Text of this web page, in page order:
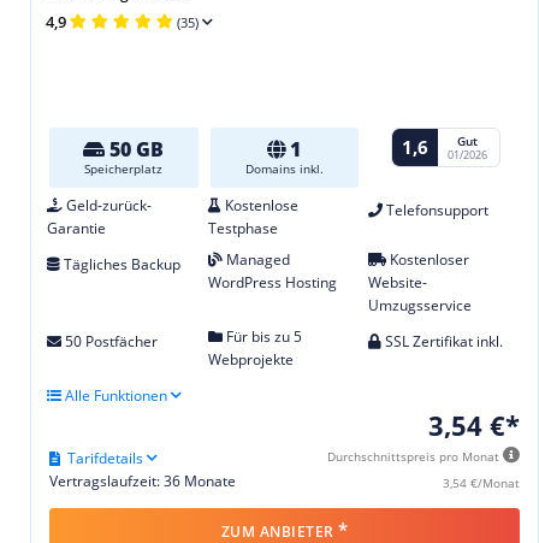
4,9 (35)
50 GB
Speicherplatz
1
Domains inkl.
1,6 Gut
01/2026
Geld-zurück-
Garantie
Kostenlose
Testphase
Telefonsupport
Tägliches Backup
Managed
WordPress Hosting
Kostenloser
Website-
Umzugsservice
50 Postfächer
Für bis zu 5
Webprojekte
SSL Zertifikat inkl.
Alle Funktionen
3,54 €*
Durchschnittspreis pro Monat
3,54 €/Monat
Vertragslaufzeit: 36 Monate
Tarifdetails
ZUM ANBIETER *